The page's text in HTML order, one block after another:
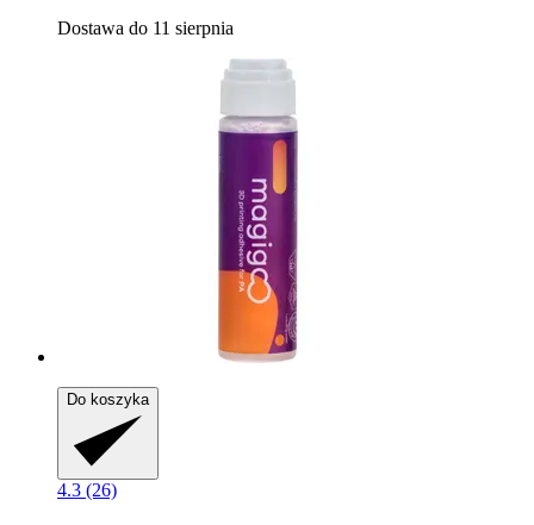
Dostawa do 11 sierpnia
Do koszyka
4.3 (26)